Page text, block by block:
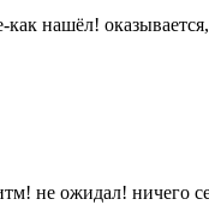
нашёл! оказывается,
не ожидал! ничего